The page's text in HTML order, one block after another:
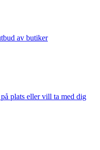
av butiker
plats eller vill ta med dig